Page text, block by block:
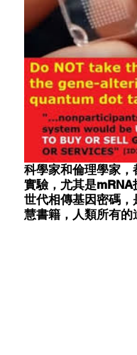
科學家和倫理學家
實驗，尤其是
世代相傳基因密碼
慧書籍，人類所有的